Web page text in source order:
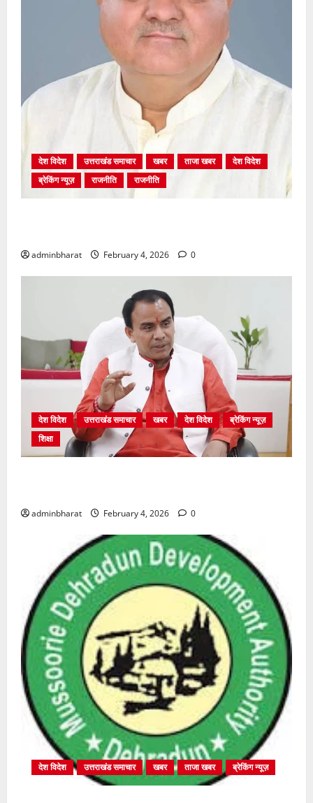
देश विदेश उत्तराखंड समाचार खबर ताजा खबर
देश विदेश
ब्रेकिंग न्यूज़
राजनीति राजनीति
adminbharat February 4, 2026 0
देश विदेश उत्तराखंड समाचार खबर देश विदेश
ब्रेकिंग न्यूज़
शिक्षा
adminbharat February 4, 2026 0
देश विदेश उत्तराखंड समाचार खबर ताजा खबर ब्रेकिंग न्यूज़